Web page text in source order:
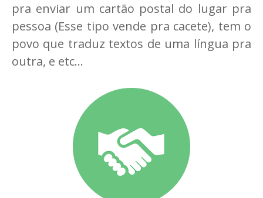
pra enviar um cartão postal do lugar pra
pessoa (Esse tipo vende pra cacete), tem o
povo que traduz textos de uma língua pra
outra, e etc...